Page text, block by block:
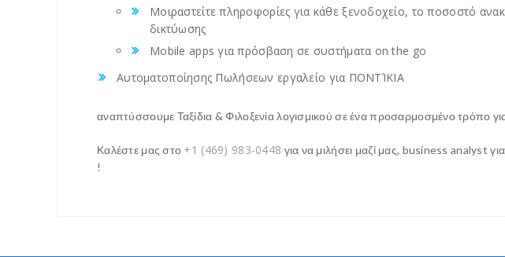
Μοιραστείτε πληροφορίες για κάθε ξενοδοχείο, το ποσοστό
δικτύωσης
Mobile apps για πρόσβαση σε συστήματα on the go
Αυτοματοποίησης Πωλήσεων εργαλείο για ΠΟΝΤΊΚΙΑ
αναπτύσσουμε Ταξίδια & Φιλοξενία λογισμικού σε ένα προσαρμοσμένο τρόπο
Καλέστε μας στο +1 (469) 983-0448 για να μιλήσει μαζί μας, business analyst
!